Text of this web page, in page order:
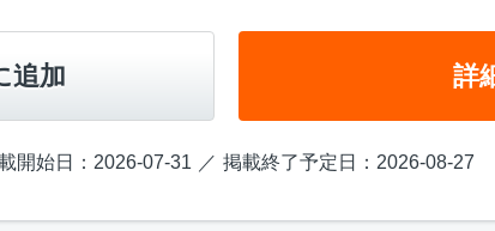
追加 詳
開始日：2026-07-31 掲載終了予定日：2026-08-27